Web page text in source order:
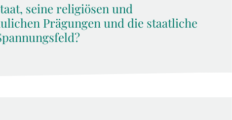
seine religiösen und
Prägungen und die staatliche